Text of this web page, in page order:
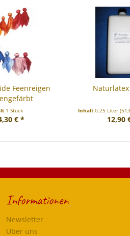
Feenreigen
1 Stück
€ *
Inhalt0.25 Liter
12,90
Informationen
Newsletter
Über uns